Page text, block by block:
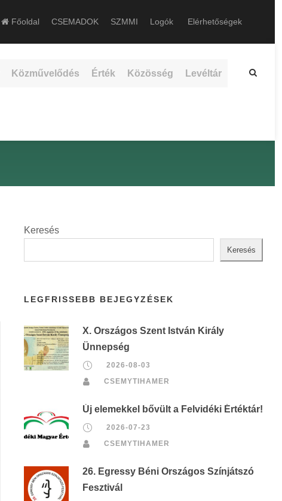
Főoldal CSEMADOK SZMMI Logók Elérhetőségek
Közművelődés Érték Közösség Levéltár
Keresés
Keresés
LEGFRISSEBB BEJEGYZÉSEK
X. Országos Szent István Király
Ünnepség
2026-08-03
CSEMYTIHAMER
Új elemekkel bővült a Felvidéki Értéktár!
2026-07-23
CSEMYTIHAMER
26. Egressy Béni Országos Színjátszó
Fesztivál